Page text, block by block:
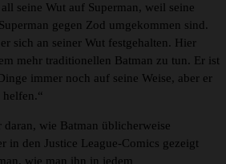
seine Wut auf Superman, weil seine
gegen Zod umgekommen sind.
sich an seiner Wut festgehalten. Hier
mehr traditionellen Batman zu tun. Er ist
immer noch auf seine Weise, aber er
wie Batman üblicherweise
in den Justice League-Comics gezeigt
wie man ihn in jedem